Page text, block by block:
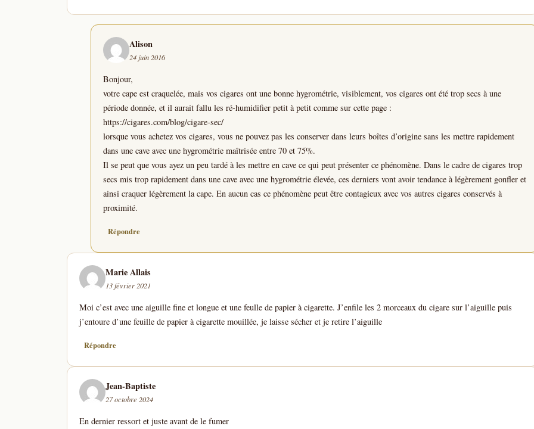
Alison
24 juin 2016
Bonjour,
votre cape est craquelée, mais vos cigares ont une bonne hygrométrie, visiblement, vos cigares ont été trop secs à une
période donnée, et il aurait fallu les ré-humidifier petit à petit comme sur cette page :
https://cigares.com/blog/cigare-sec/
lorsque vous achetez vos cigares, vous ne pouvez pas les conserver dans leurs boîtes d’origine sans les mettre rapidement
dans une cave avec une hygrométrie maîtrisée entre 70 et 75%.
Il se peut que vous ayez un peu tardé à les mettre en cave ce qui peut présenter ce phénomène. Dans le cadre de cigares trop
secs mis trop rapidement dans une cave avec une hygrométrie élevée, ces derniers vont avoir tendance à légèrement gonfler et
ainsi craquer légèrement la cape. En aucun cas ce phénomène peut être contagieux avec vos autres cigares conservés à
proximité.
Répondre
Marie Allais
13 février 2021
Moi c’est avec une aiguille fine et longue et une feulle de papier à cigarette. J’enfile les 2 morceaux du cigare sur l’aiguille puis
j’entoure d’une feuille de papier à cigarette mouillée, je laisse sécher et je retire l’aiguille
Répondre
Jean-Baptiste
27 octobre 2024
En dernier ressort et juste avant de le fumer